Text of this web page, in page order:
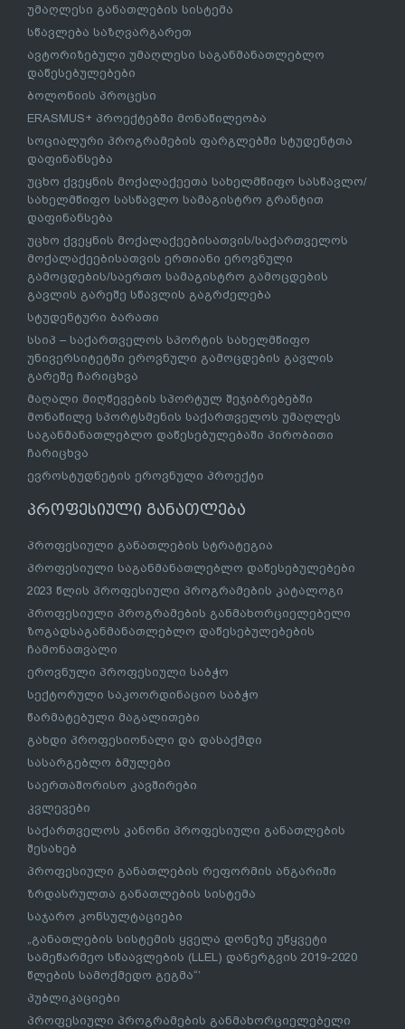
უმაღლესი განათლების სისტემა
სწავლება საზღვარგარეთ
ავტორიზებული უმაღლესი საგანმანათლებლო
დაწესებულებები
ბოლონიის პროცესი
ERASMUS+ პროექტებში მონაწილეობა
სოციალური პროგრამების ფარგლებში სტუდენტთა
დაფინანსება
უცხო ქვეყნის მოქალაქეეთა სახელმწიფო სასწავლო/
სახელმწიფო სასწავლო სამაგისტრო გრანტით
დაფინანსება
უცხო ქვეყნის მოქალაქეებისათვის/საქართველოს
მოქალაქეებისათვის ერთიანი ეროვნული
გამოცდების/საერთო სამაგისტრო გამოცდების
გავლის გარეშე სწავლის გაგრძელება
სტუდენტური ბარათი
სსიპ – საქართველოს სპორტის სახელმწიფო
უნივერსიტეტში ეროვნული გამოცდების გავლის
გარეშე ჩარიცხვა
მაღალი მიღწევების სპორტულ შეჯიბრებებში
მონაწილე სპორტსმენის საქართველოს უმაღლეს
საგანმანათლებლო დაწესებულებაში პირობითი
ჩარიცხვა
ევროსტუდნეტის ეროვნული პროექტი
პროფესიული განათლება
პროფესიული განათლების სტრატეგია
პროფესიული საგანმანათლებლო დაწესებულებები
2023 წლის პროფესიული პროგრამების კატალოგი
პროფესიული პროგრამების განმახორციელებელი
ზოგადსაგანმანათლებლო დაწესებულებების
ჩამონათვალი
ეროვნული პროფესიული საბჭო
სექტორული საკოორდინაციო საბჭო
წარმატებული მაგალითები
გახდი პროფესიონალი და დასაქმდი
სასარგებლო ბმულები
საერთაშორისო კავშირები
კვლევები
საქართველოს კანონი პროფესიული განათლების
შესახებ
პროფესიული განათლების რეფორმის ანგარიში
ზრდასრულთა განათლების სისტემა
საჯარო კონსულტაციები
„განათლების სისტემის ყველა დონეზე უწყვეტი
სამეწარმეო სწაავლების (LLEL) დანერგვის 2019-2020
წლების სამოქმედო გეგმა“’
პუბლიკაციები
პროფესიული პროგრამების განმახორციელებელი